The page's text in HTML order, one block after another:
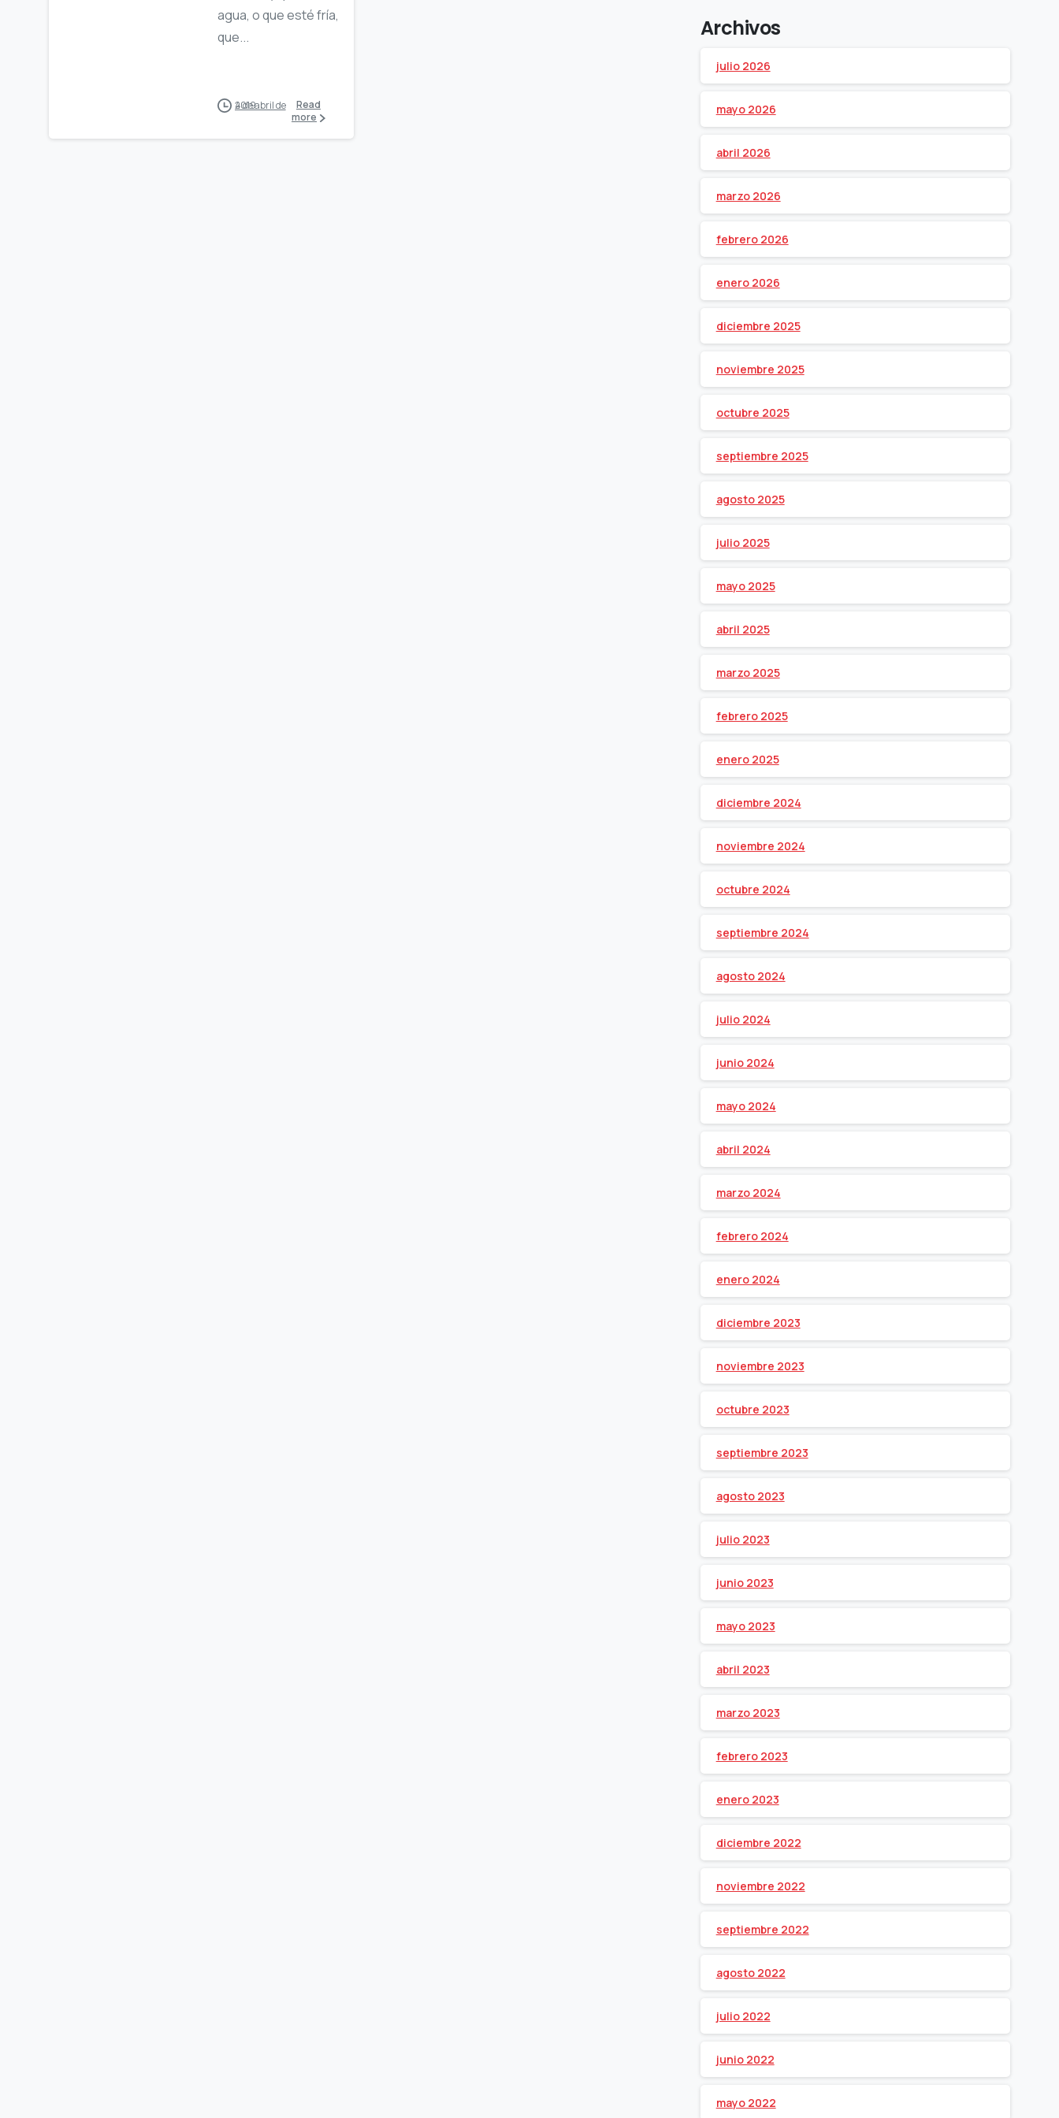
agua, o que esté fría,
que...
4 de abril de 2019
Read
more
Archivos
julio 2026
mayo 2026
abril 2026
marzo 2026
febrero 2026
enero 2026
diciembre 2025
noviembre 2025
octubre 2025
septiembre 2025
agosto 2025
julio 2025
mayo 2025
abril 2025
marzo 2025
febrero 2025
enero 2025
diciembre 2024
noviembre 2024
octubre 2024
septiembre 2024
agosto 2024
julio 2024
junio 2024
mayo 2024
abril 2024
marzo 2024
febrero 2024
enero 2024
diciembre 2023
noviembre 2023
octubre 2023
septiembre 2023
agosto 2023
julio 2023
junio 2023
mayo 2023
abril 2023
marzo 2023
febrero 2023
enero 2023
diciembre 2022
noviembre 2022
septiembre 2022
agosto 2022
julio 2022
junio 2022
mayo 2022